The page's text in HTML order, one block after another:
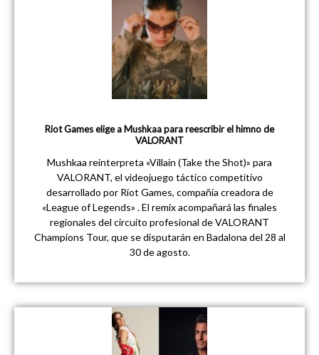
Riot Games elige a Mushkaa para reescribir el himno de
VALORANT
Mushkaa reinterpreta «Villain (Take the Shot)» para
VALORANT, el videojuego táctico competitivo
desarrollado por Riot Games, compañía creadora de
«League of Legends» . El remix acompañará las finales
regionales del circuito profesional de VALORANT
Champions Tour, que se disputarán en Badalona del 28 al
30 de agosto.